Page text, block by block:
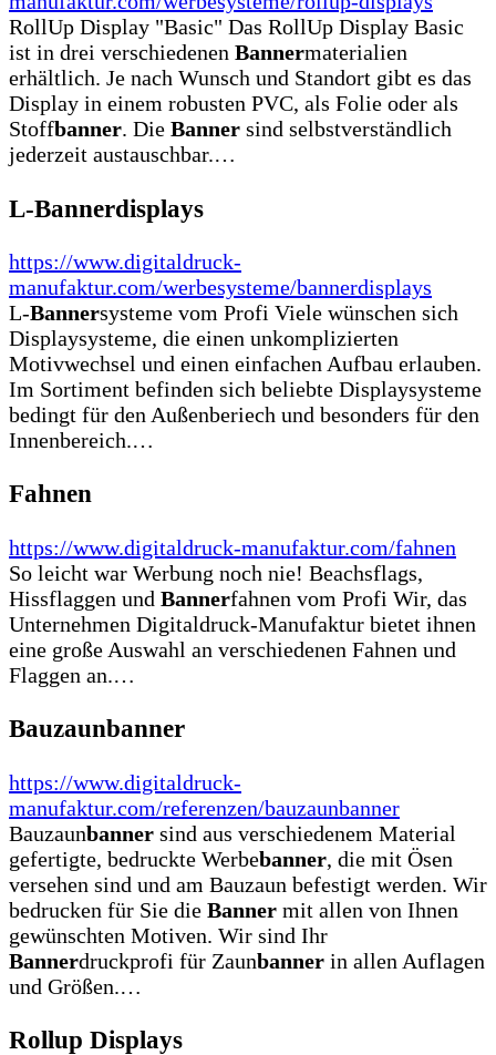
RollUp Display "Basic" Das RollUp Display Basic
ist in drei verschiedenen Bannermaterialien
erhältlich. Je nach Wunsch und Standort gibt es das
Display in einem robusten PVC, als Folie oder als
Stoffbanner. Die Banner sind selbstverständlich
jederzeit austauschbar.…
L-Bannerdisplays
https://www.digitaldruck-
manufaktur.com/werbesysteme/bannerdisplays
L-Bannersysteme vom Profi Viele wünschen sich
Displaysysteme, die einen unkomplizierten
Motivwechsel und einen einfachen Aufbau erlauben.
Im Sortiment befinden sich beliebte Displaysysteme
bedingt für den Außenberiech und besonders für den
Innenbereich.…
Fahnen
https://www.digitaldruck-manufaktur.com/fahnen
So leicht war Werbung noch nie! Beachsflags,
Hissflaggen und Bannerfahnen vom Profi Wir, das
Unternehmen Digitaldruck-Manufaktur bietet ihnen
eine große Auswahl an verschiedenen Fahnen und
Flaggen an.…
Bauzaunbanner
https://www.digitaldruck-
manufaktur.com/referenzen/bauzaunbanner
Bauzaunbanner sind aus verschiedenem Material
gefertigte, bedruckte Werbebanner, die mit Ösen
versehen sind und am Bauzaun befestigt werden. Wir
bedrucken für Sie die Banner mit allen von Ihnen
gewünschten Motiven. Wir sind Ihr
Bannerdruckprofi für Zaunbanner in allen Auflagen
und Größen.…
Rollup Displays